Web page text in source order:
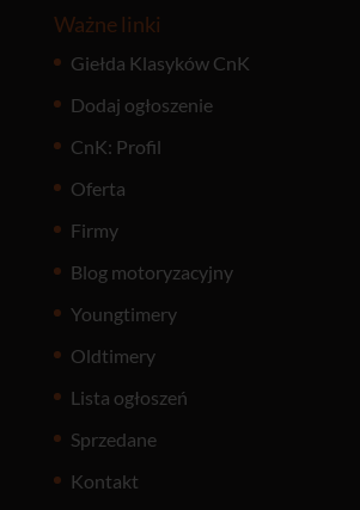
Ważne linki
Giełda Klasyków CnK
Dodaj ogłoszenie
CnK: Profil
Oferta
Firmy
Blog motoryzacyjny
Youngtimery
Oldtimery
Lista ogłoszeń
Sprzedane
Kontakt